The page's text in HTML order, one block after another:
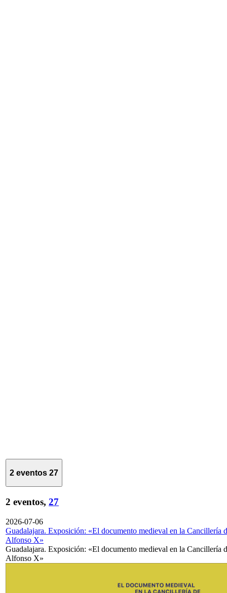
2 eventos 27
2 eventos, 27
2026-07-06
Guadalajara. Exposición: «El documento medieval en la Cancillería
Alfonso X»
Guadalajara. Exposición: «El documento medieval en la Cancillería
Alfonso X»